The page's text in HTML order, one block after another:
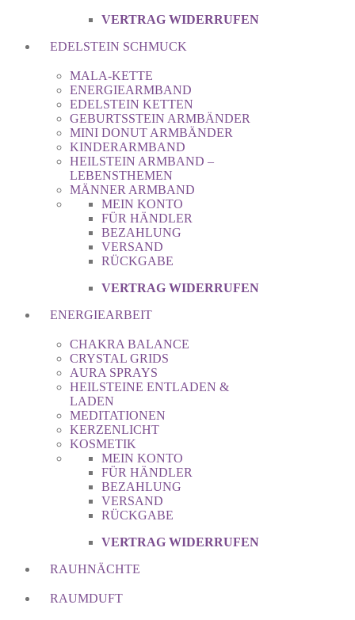
VERTRAG WIDERRUFEN
EDELSTEIN SCHMUCK
MALA-KETTE
ENERGIEARMBAND
EDELSTEIN KETTEN
GEBURTSSTEIN ARMBÄNDER
MINI DONUT ARMBÄNDER
KINDERARMBAND
HEILSTEIN ARMBAND –
LEBENSTHEMEN
MÄNNER ARMBAND
MEIN KONTO
FÜR HÄNDLER
BEZAHLUNG
VERSAND
RÜCKGABE
VERTRAG WIDERRUFEN
ENERGIEARBEIT
CHAKRA BALANCE
CRYSTAL GRIDS
AURA SPRAYS
HEILSTEINE ENTLADEN &
LADEN
MEDITATIONEN
KERZENLICHT
KOSMETIK
MEIN KONTO
FÜR HÄNDLER
BEZAHLUNG
VERSAND
RÜCKGABE
VERTRAG WIDERRUFEN
RAUHNÄCHTE
RAUMDUFT